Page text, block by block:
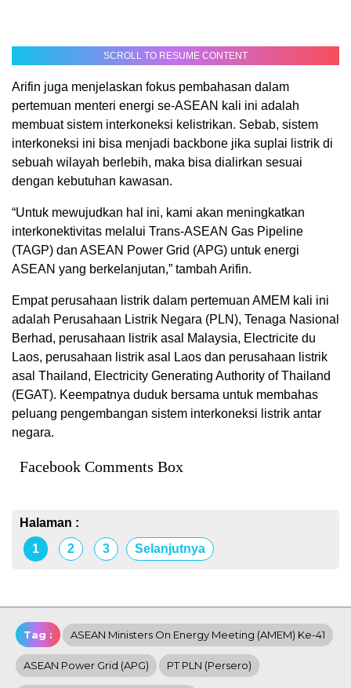
SCROLL TO RESUME CONTENT
Arifin juga menjelaskan fokus pembahasan dalam
pertemuan menteri energi se-ASEAN kali ini adalah
membuat sistem interkoneksi kelistrikan. Sebab, sistem
interkoneksi ini bisa menjadi backbone jika suplai listrik di
sebuah wilayah berlebih, maka bisa dialirkan sesuai
dengan kebutuhan kawasan.
“Untuk mewujudkan hal ini, kami akan meningkatkan
interkonektivitas melalui Trans-ASEAN Gas Pipeline
(TAGP) dan ASEAN Power Grid (APG) untuk energi
ASEAN yang berkelanjutan,” tambah Arifin.
Empat perusahaan listrik dalam pertemuan AMEM kali ini
adalah Perusahaan Listrik Negara (PLN), Tenaga Nasional
Berhad, perusahaan listrik asal Malaysia, Electricite du
Laos, perusahaan listrik asal Laos dan perusahaan listrik
asal Thailand, Electricity Generating Authority of Thailand
(EGAT). Keempatnya duduk bersama untuk membahas
peluang pengembangan sistem interkoneksi listrik antar
negara.
Facebook Comments Box
Halaman :
1
2 3 Selanjutnya
Tag : ASEAN Ministers On Energy Meeting (AMEM) Ke-41
ASEAN Power Grid (APG) PT PLN (Persero)